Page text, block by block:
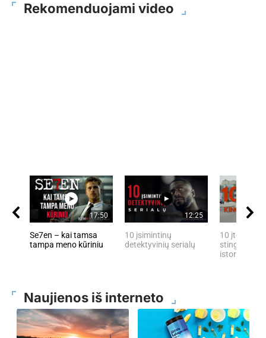
Rekomenduojami video
17:50
Se7en – kai tamsa
tampa meno kūriniu
12:25
10 įsimintinų
detektyvinių serialų
10 įtemptų,
stingdančių
istorijų
Naujienos iš interneto